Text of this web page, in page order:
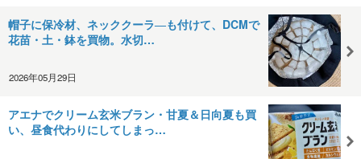
帽子に保冷材、ネッククーラ―も付けて、DCMで
花苗・土・鉢を買物。水切…
2026年05月29日
アエナでクリーム玄米ブラン・甘夏＆日向夏も買
い、昼食代わりにしてしまっ…